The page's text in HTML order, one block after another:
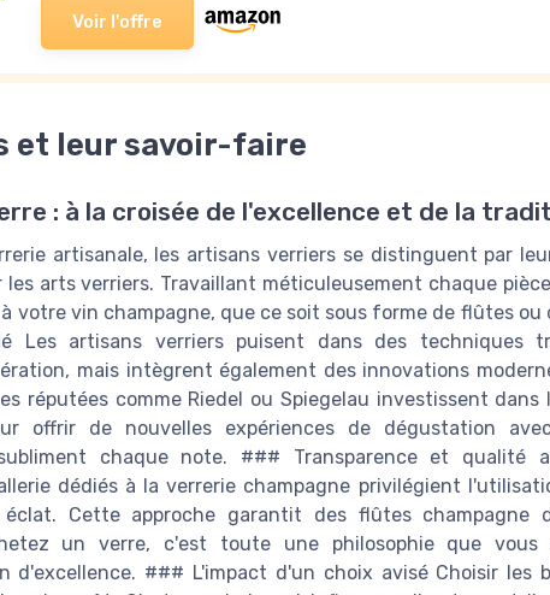
Voir l'offre
et leur savoir-faire
: à la croisée de l'excellence et de la
artisanale, les artisans verriers se distinguent par
les arts verriers. Travaillant méticuleusement chaque
votre vin champagne, que ce soit sous forme de flûtes ou
Les artisans verriers puisent dans des techniques
mais intègrent également des innovations
réputées comme Riedel ou Spiegelau investissent dans
offrir de nouvelles expériences de dégustation
chaque note. ### Transparence et qualité
dédiés à la verrerie champagne privilégient
Cette approche garantit des flûtes champagne
un verre, c'est toute une philosophie que vous
d'excellence. ### L'impact d'un choix avisé Choisir les